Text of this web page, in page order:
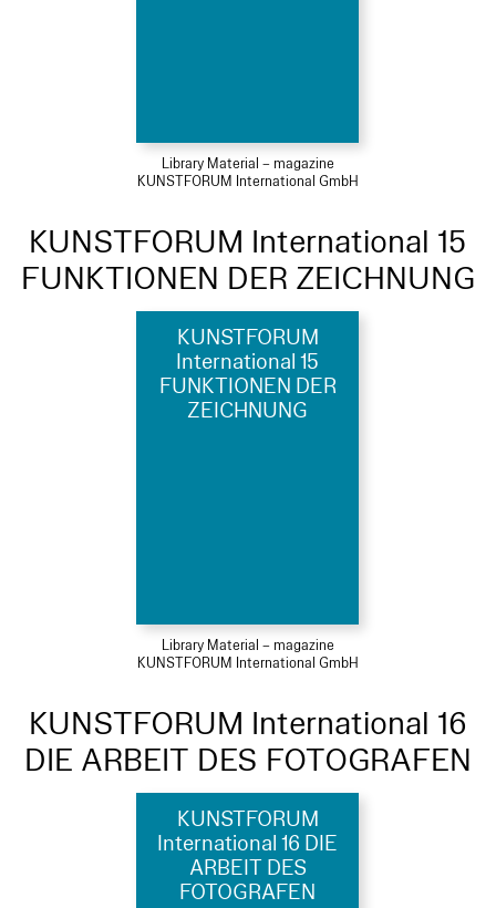
Library Material – magazine
KUNSTFORUM International GmbH
KUNSTFORUM International 15
FUNKTIONEN DER ZEICHNUNG
KUNSTFORUM
International 15
FUNKTIONEN DER
ZEICHNUNG
Library Material – magazine
KUNSTFORUM International GmbH
KUNSTFORUM International 16
DIE ARBEIT DES FOTOGRAFEN
KUNSTFORUM
International 16 DIE
ARBEIT DES
FOTOGRAFEN